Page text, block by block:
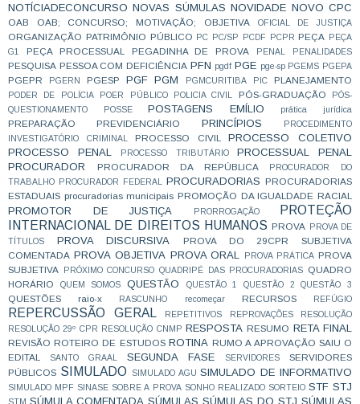
NOTÍCIADECONCURSO NOVAS SÚMULAS NOVIDADE NOVO CPC
OAB OAB; CONCURSO; MOTIVAÇÃO; OBJETIVA OFICIAL DE JUSTIÇA
ORGANIZAÇÃO PATRIMÔNIO PÚBLICO PC PC/SP PCDF PCPR PEÇA
PEÇA
G1
PEÇA PROCESSUAL PEGADINHA DE PROVA PENAL PENALIDADES
PESQUISA PESSOA COM DEFICIÊNCIA PFN pgdf PGE pge-sp PGEMS PGEPA
PGEPR PGERN PGESP PGF PGM PGMCURITIBA PIC PLANEJAMENTO
PODER DE POLÍCIA POER PÚBLICO POLICIA CIVIL PÓS-GRADUAÇÃO
PÓS-
QUESTIONAMENTO
POSSE POSTAGENS EMÍLIO prática jurídica
PREPARAÇÃO PREVIDENCIÁRIO PRINCÍPIOS
PROCEDIMENTO
INVESTIGATÓRIO CRIMINAL
PROCESSO CIVIL
PROCESSO COLETIVO
PROCESSO PENAL
PROCESSO TRIBUTÁRIO
PROCESSUAL PENAL
PROCURADOR
PROCURADOR DA REPÚBLICA
PROCURADOR DO
TRABALHO
PROCURADOR FEDERAL PROCURADORIAS PROCURADORIAS
ESTADUAIS procuradorias municipais PROMOÇÃO DA IGUALDADE RACIAL
PROMOTOR DE JUSTIÇA PRORROGAÇÃO
PROTEÇÃO
INTERNACIONAL DE DIREITOS HUMANOS PROVA
PROVA DE
TÍTULOS
PROVA DISCURSIVA
PROVA DO 29CPR SUBJETIVA
COMENTADA PROVA OBJETIVA PROVA ORAL PROVA PRÁTICA PROVA
SUBJETIVA
PRÓXIMO CONCURSO QUADRIPÉ DAS PROCURADORIAS
QUADRO
HORÁRIO
QUEM SOMOS QUESTÃO QUESTÃO 1 QUESTÃO 2 QUESTÃO 3
QUESTÕES raio-x RASCUNHO recomeçar RECURSOS REFÚGIO
REPERCUSSÃO GERAL REPETITIVOS REPROVAÇÕES
RESOLUÇÃO
RESOLUÇÃO 29º CPR
RESOLUÇÃO CNMP RESPOSTA RESUMO RETA FINAL
REVISÃO ROTEIRO DE ESTUDOS ROTINA RUMO A APROVAÇÃO SAIU O
EDITAL
SANTO GRAAL SEGUNDA FASE SERVIDORES
SERVIDORES
PÚBLICOS SIMULADO SIMULADO AGU SIMULADO DE INFORMATIVO
SIMULADO MPF SINASE SOBRE A PROVA SONHO REALIZADO SORTEIO STF STJ
STM SÚMULA COMENTADA SÚMULAS SÚMULAS DO STJ SÚMULAS